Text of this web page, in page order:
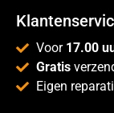
Voor 17.00
Gratis
Eigen